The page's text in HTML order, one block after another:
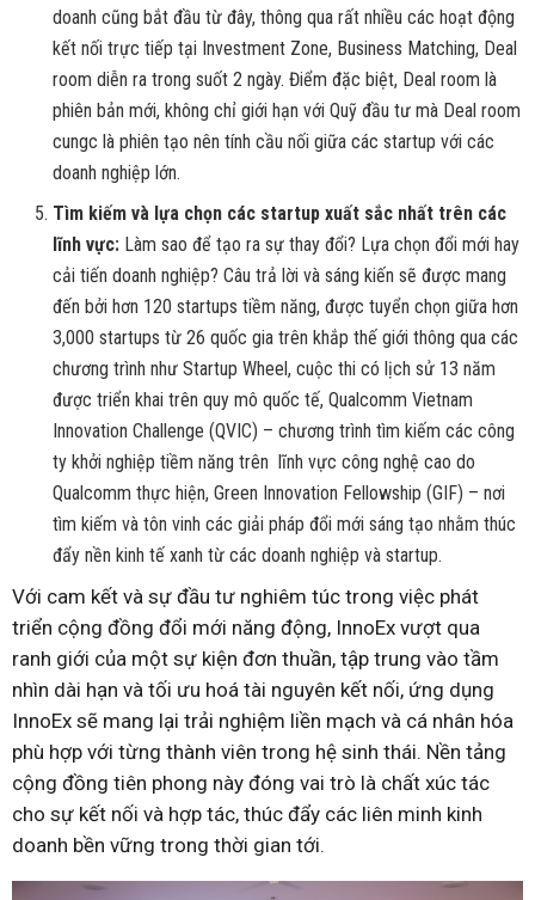
doanh cũng bắt đầu từ đây, thông qua rất nhiều các hoạt động
kết nối trực tiếp tại Investment Zone, Business Matching, Deal
room diễn ra trong suốt 2 ngày. Điểm đặc biệt, Deal room là
phiên bản mới, không chỉ giới hạn với Quỹ đầu tư mà Deal room
cungc là phiên tạo nên tính cầu nối giữa các startup với các
doanh nghiệp lớn.
Tìm kiếm và lựa chọn các startup xuất sắc nhất trên các
lĩnh vực: Làm sao để tạo ra sự thay đổi? Lựa chọn đổi mới hay
cải tiến doanh nghiệp? Câu trả lời và sáng kiến sẽ được mang
đến bởi hơn 120 startups tiềm năng, được tuyển chọn giữa hơn
3,000 startups từ 26 quốc gia trên khắp thế giới thông qua các
chương trình như Startup Wheel, cuộc thi có lịch sử 13 năm
được triển khai trên quy mô quốc tế, Qualcomm Vietnam
Innovation Challenge (QVIC) – chương trình tìm kiếm các công
ty khởi nghiệp tiềm năng trên lĩnh vực công nghệ cao do
Qualcomm thực hiện, Green Innovation Fellowship (GIF) – nơi
tìm kiếm và tôn vinh các giải pháp đổi mới sáng tạo nhằm thúc
đẩy nền kinh tế xanh từ các doanh nghiệp và startup.
Với cam kết và sự đầu tư nghiêm túc trong việc phát
triển cộng đồng đổi mới năng động, InnoEx vượt qua
ranh giới của một sự kiện đơn thuần, tập trung vào tầm
nhìn dài hạn và tối ưu hoá tài nguyên kết nối, ứng dụng
InnoEx sẽ mang lại trải nghiệm liền mạch và cá nhân hóa
phù hợp với từng thành viên trong hệ sinh thái. Nền tảng
cộng đồng tiên phong này đóng vai trò là chất xúc tác
cho sự kết nối và hợp tác, thúc đẩy các liên minh kinh
doanh bền vững trong thời gian tới.